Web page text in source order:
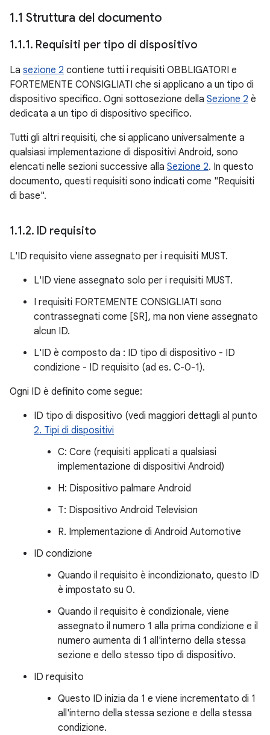
1.1 Struttura del documento
1.1.1. Requisiti per tipo di dispositivo
La sezione 2 contiene tutti i requisiti OBBLIGATORI e
FORTEMENTE CONSIGLIATI che si applicano a un tipo di
dispositivo specifico. Ogni sottosezione della Sezione 2 è
dedicata a un tipo di dispositivo specifico.
Tutti gli altri requisiti, che si applicano universalmente a
qualsiasi implementazione di dispositivi Android, sono
elencati nelle sezioni successive alla Sezione 2. In questo
documento, questi requisiti sono indicati come "Requisiti
di base".
1.1.2. ID requisito
L'ID requisito viene assegnato per i requisiti MUST.
L'ID viene assegnato solo per i requisiti MUST.
I requisiti FORTEMENTE CONSIGLIATI sono
contrassegnati come [SR], ma non viene assegnato
alcun ID.
L'ID è composto da : ID tipo di dispositivo - ID
condizione - ID requisito (ad es. C-0-1).
Ogni ID è definito come segue:
ID tipo di dispositivo (vedi maggiori dettagli al punto
2. Tipi di dispositivi
C: Core (requisiti applicati a qualsiasi
implementazione di dispositivi Android)
H: Dispositivo palmare Android
T: Dispositivo Android Television
R. Implementazione di Android Automotive
ID condizione
Quando il requisito è incondizionato, questo ID
è impostato su 0.
Quando il requisito è condizionale, viene
assegnato il numero 1 alla prima condizione e il
numero aumenta di 1 all'interno della stessa
sezione e dello stesso tipo di dispositivo.
ID requisito
Questo ID inizia da 1 e viene incrementato di 1
all'interno della stessa sezione e della stessa
condizione.